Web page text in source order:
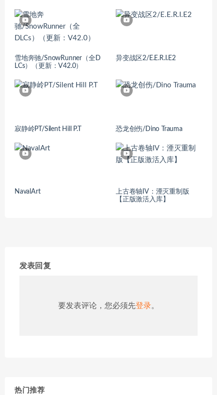
雪地奔驰/SnowRunner（全D
LCs）（更新：V42.0）
异变战区2/E.E.R.I.E2
寂静岭PT/Silent Hill P.T 恐龙创伤/Dino Trauma
NavalArt
上古卷轴IV：湮灭重制版
【正版激活入库】
发表回复
要发表评论，您必须先登录。
热门推荐